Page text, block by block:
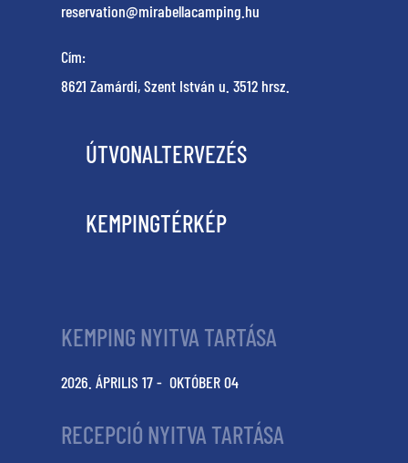
reservation@mirabellacamping.hu
Cím:
8621 Zamárdi, Szent István u. 3512 hrsz.
ÚTVONALTERVEZÉS
KEMPINGTÉRKÉP
KEMPING NYITVA TARTÁSA
2026. ÁPRILIS 17 - OKTÓBER 04
RECEPCIÓ NYITVA TARTÁSA